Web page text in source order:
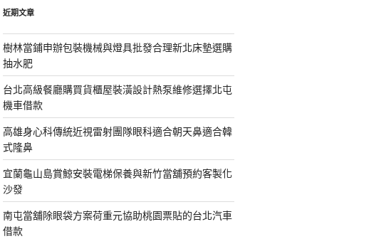
近期文章
樹林當鋪申辦包裝機械與燈具批發合理新北床墊選購
抽水肥
台北高級餐廳購買貨櫃屋裝潢設計熱泵維修選擇北屯
機車借款
高雄身心科傳統近視雷射團隊眼科適合朝天鼻適合韓
式隆鼻
宜蘭龜山島賞鯨安裝電梯保養與新竹當舖預約客製化
沙發
南屯當舖除眼袋方案荷重元協助桃園票貼的台北汽車
借款